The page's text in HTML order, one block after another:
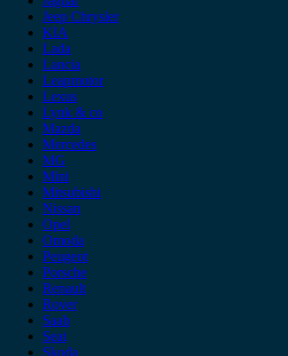
Jeep Chrysler
KIA
Lada
Lancia
Leapmotor
Lexus
Lynk & co
Mazda
Mercedes
MG
Mini
Mitsubishi
Nissan
Opel
Omoda
Peugeot
Porsche
Renault
Rover
Saab
Seat
Skoda